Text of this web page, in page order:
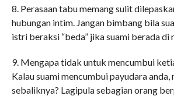
8. Perasaan tabu memang sulit
hubungan intim. Jangan bimbang bila
istri beraksi “beda” jika suami berada di
9. Mengapa tidak untuk mencumbui
Kalau suami mencumbui payudara
sebaliknya? Lagipula sebagian orang